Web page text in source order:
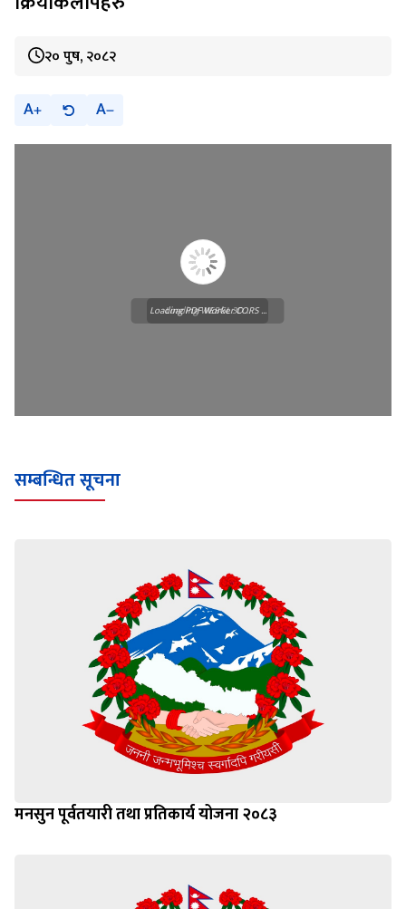
२० पुष, २०८२
A A
Loading WEBGL 3D ...
Loading PDF Worker CORS ...
सम्बन्धित सूचना
मनसुन पूर्वतयारी तथा प्रतिकार्य योजना २०८३